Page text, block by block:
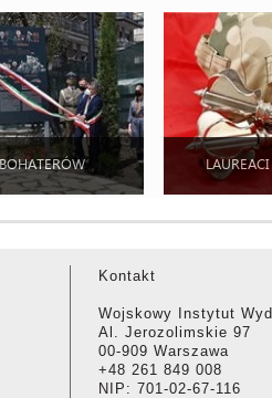
Kontakt
Wojskowy Instytut
Al. Jerozolimskie 97
00-909 Warszawa
+48 261 849 008
NIP: 701-02-67-116